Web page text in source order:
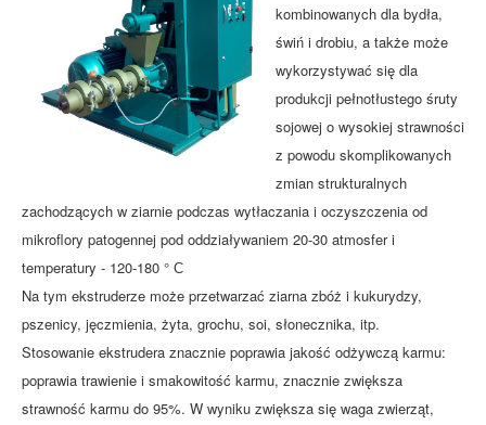
kombinowanych dla bydła,
świń i drobiu, a także może
wykorzystywać się dla
produkcji pełnotłustego śruty
sojowej o wysokiej strawności
z powodu skomplikowanych
zmian strukturalnych
zachodzących w ziarnie podczas wytłaczania i oczyszczenia od
mikroflory patogennej pod oddziaływaniem 20-30 atmosfer i
temperatury - 120-180 ° С
Na tym ekstruderze może przetwarzać ziarna zbóż i kukurydzy,
pszenicy, jęczmienia, żyta, grochu, soi, słonecznika, itp.
Stosowanie ekstrudera znacznie poprawia jakość odżywczą karmu:
poprawia trawienie i smakowitość karmu, znacznie zwiększa
strawność karmu do 95%. W wyniku zwiększa się waga zwierząt,